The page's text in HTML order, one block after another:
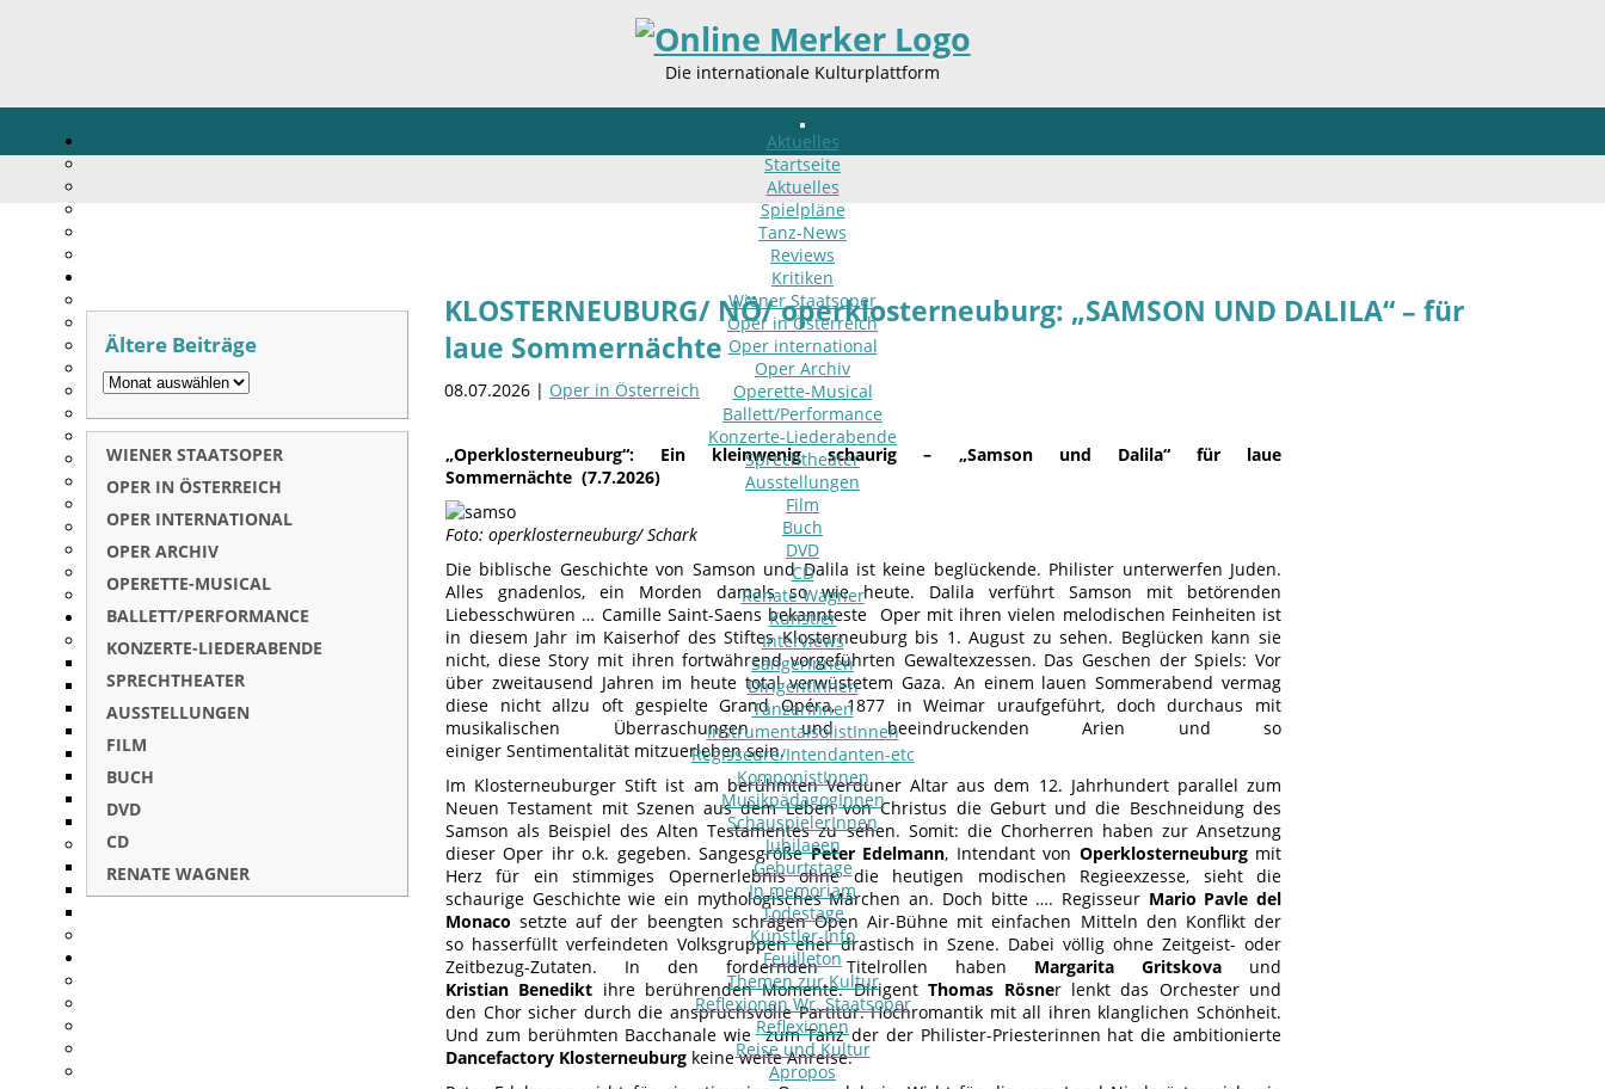
Die internationale Kulturplattform
Aktuelles
Startseite
Aktuelles
Spielpläne
Tanz-News
Reviews
Kritiken
Wiener Staatsoper
Oper in Österreich
Oper international
Oper Archiv
Operette-Musical
Ballett/Performance
Konzerte-Liederabende
Sprechtheater
Ausstellungen
Film
Buch
DVD
CD
Renate Wagner
Künstler
Interviews
SängerInnen
DirigentInnen
TänzerInnen
InstrumentalsolistInnen
Regisseure/Intendanten-etc
KomponistInnen
MusikpädagogInnen
SchauspielerInnen
Jubilaeen
Geburtstage
In memoriam
Todestage
Künstler-Info
Feuilleton
Themen zur Kultur
Reflexionen Wr. Staatsoper
Reflexionen
Reise und Kultur
Apropos
KLOSTERNEUBURG/ NÖ/ operklosterneuburg: „SAMSON UND DALILA“ – für
laue Sommernächte
08.07.2026 | Oper in Österreich
„Operklosterneuburg“: Ein kleinwenig schaurig – „Samson und Dalila“ für laue
Sommernächte (7.7.2026)
Foto: operklosterneuburg/ Schark
Die biblische Geschichte von Samson und Dalila ist keine beglückende. Philister unterwerfen Juden.
Alles gnadenlos, ein Morden damals so wie heute. Dalila verführt Samson mit betörenden
Liebesschwüren … Camille Saint-Saens bekannteste Oper mit ihren vielen melodischen Feinheiten ist
in diesem Jahr im Kaiserhof des Stiftes Klosterneuburg bis 1. August zu sehen. Beglücken kann sie
nicht, diese Story mit ihren fortwährend vorgeführten Gewaltexzessen. Das Geschen der Spiels: Vor
über zweitausend Jahren im heute total verwüstetem Gaza. An einem lauen Sommerabend vermag
diese nicht allzu oft gespielte Grand Opéra, 1877 in Weimar uraufgeführt, doch durchaus mit
musikalischen Überraschungen und beeindruckenden Arien und so
einiger Sentimentalität mitzuerleben sein.
Im Klosterneuburger Stift ist am berühmten Verduner Altar aus dem 12. Jahrhundert parallel zum
Neuen Testament mit Szenen aus dem Leben von Christus die Geburt und die Beschneidung des
Samson als Beispiel des Alten Testamentes zu sehen. Somit: die Chorherren haben zur Ansetzung
dieser Oper ihr o.k. gegeben. SangesgrößePeter Edelmann, Intendant von Operklosterneuburgmit
Herz für ein stimmiges Opernerlebnis ohne die heutigen modischen Regieexzesse, sieht die
schaurige Geschichte wie ein mythologisches Märchen an. Doch bitte …. Regisseur Mario Pavle del
Monaco setzte auf der beengten schrägen Open Air-Bühne mit einfachen Mitteln den Konflikt der
so hasserfüllt verfeindeten Volksgruppen eher drastisch in Szene. Dabei völlig ohne Zeitgeist- oder
Zeitbezug-Zutaten. In den fordernden Titelrollen haben Margarita Gritskovaund
Kristian Benedikt ihre berührenden Momente. DirigentThomas Rösner lenkt das Orchester und
den Chor sicher durch die anspruchsvolle Partitur. Hochromantik mit all ihren klanglichen Schönheit.
Und zum berühmten Bacchanale wie zum Tanz der der Philister-Priesterinnen hat die ambitionierte
Dancefactory Klosterneuburg keine weite Anreise.
Ältere Beiträge
WIENER STAATSOPER
OPER IN ÖSTERREICH
OPER INTERNATIONAL
OPER ARCHIV
OPERETTE-MUSICAL
BALLETT/PERFORMANCE
KONZERTE-LIEDERABENDE
SPRECHTHEATER
AUSSTELLUNGEN
FILM
BUCH
DVD
CD
RENATE WAGNER